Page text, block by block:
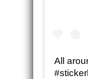
All